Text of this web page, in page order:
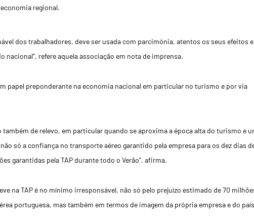
regional.
dos trabalhadores, deve ser usada com parcimónia, atentos os seus efeitos e
nacional”, refere aquela associação em nota de imprensa.
papel preponderante na economia nacional em particular no turismo e por via
também de relevo, em particular quando se aproxima a época alta do turismo e
só a confiança no transporte aéreo garantido pela empresa para os dez dias
garantidas pela TAP durante todo o Verão”, afirma.
na TAP é no mínimo irresponsável, não só pelo prejuízo estimado de 70
portuguesa, mas também em termos de imagem da própria empresa e do